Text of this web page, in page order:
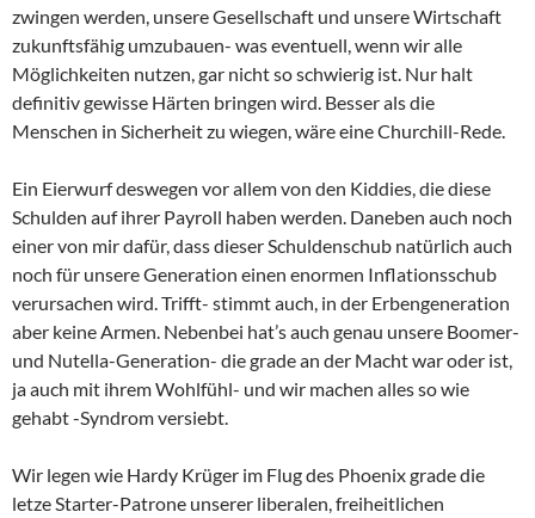
zwingen werden, unsere Gesellschaft und unsere Wirtschaft
zukunftsfähig umzubauen- was eventuell, wenn wir alle
Möglichkeiten nutzen, gar nicht so schwierig ist. Nur halt
definitiv gewisse Härten bringen wird. Besser als die
Menschen in Sicherheit zu wiegen, wäre eine Churchill-Rede.
Ein Eierwurf deswegen vor allem von den Kiddies, die diese
Schulden auf ihrer Payroll haben werden. Daneben auch noch
einer von mir dafür, dass dieser Schuldenschub natürlich auch
noch für unsere Generation einen enormen Inflationsschub
verursachen wird. Trifft- stimmt auch, in der Erbengeneration
aber keine Armen. Nebenbei hat’s auch genau unsere Boomer-
und Nutella-Generation- die grade an der Macht war oder ist,
ja auch mit ihrem Wohlfühl- und wir machen alles so wie
gehabt -Syndrom versiebt.
Wir legen wie Hardy Krüger im Flug des Phoenix grade die
letze Starter-Patrone unserer liberalen, freiheitlichen